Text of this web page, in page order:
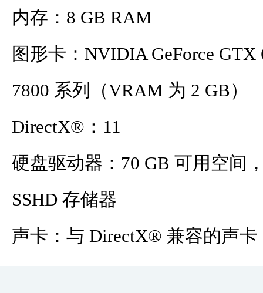
内存：8 GB RAM
图形卡：NVIDIA GeForce GTX
7800 系列（VRAM 为 2 GB）
DirectX®：11
硬盘驱动器：70 GB 可用空间
SSHD 存储器
声卡：与 DirectX® 兼容的声卡